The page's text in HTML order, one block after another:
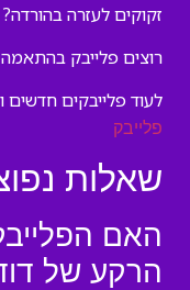
זקוקים לעזרה בהורדה?
רוצים פלייבק
לעוד פלייבקים חדשים
פלייבק
שאלות
האם
הרקע של